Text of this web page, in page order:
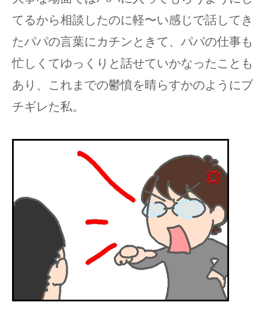
てるから相談したのに軽〜い感じで話してき
たパパの言葉にカチンときて、パパの仕事も
忙しくてゆっくりと話せていかなったことも
あり、これまでの鬱憤を晴らすかのようにブ
チギレた私。